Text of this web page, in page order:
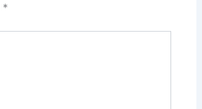
*